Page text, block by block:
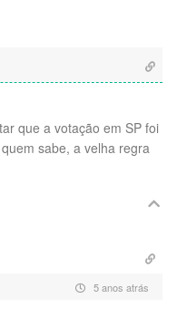
que a votação em SP foi
sabe, a velha regra
5 anos atrás